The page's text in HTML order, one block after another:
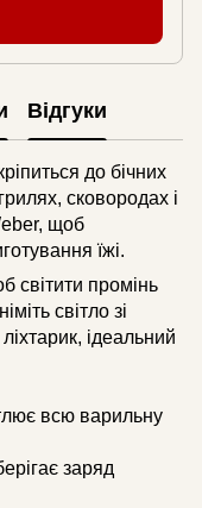
Відгуки
до бічних
сковородах і
щоб
їжі.
світити промінь
світло зі
ідеальний
всю варильну
заряд